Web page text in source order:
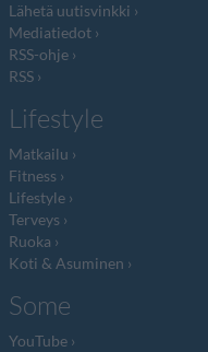
Lähetä uutisvinkki
Mediatiedot
RSS-ohje
RSS
Lifestyle
Matkailu
Fitness
Lifestyle
Terveys
Ruoka
Koti & Asuminen
Some
YouTube